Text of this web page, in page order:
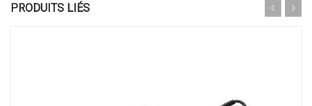
PRODUITS LIÉS